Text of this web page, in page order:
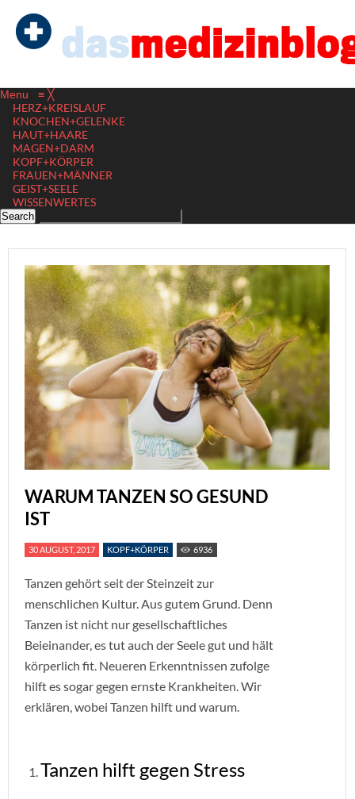
Menu ≡ ╳
HERZ+KREISLAUF
KNOCHEN+GELENKE
HAUT+HAARE
MAGEN+DARM
KOPF+KÖRPER
FRAUEN+MÄNNER
GEIST+SEELE
WISSENWERTES
WARUM TANZEN SO GESUND
IST
30 AUGUST, 2017 KOPF+KÖRPER 6936
Tanzen gehört seit der Steinzeit zur
menschlichen Kultur. Aus gutem Grund. Denn
Tanzen ist nicht nur gesellschaftliches
Beieinander, es tut auch der Seele gut und hält
körperlich fit. Neueren Erkenntnissen zufolge
hilft es sogar gegen ernste Krankheiten. Wir
erklären, wobei Tanzen hilft und warum.
Tanzen hilft gegen Stress